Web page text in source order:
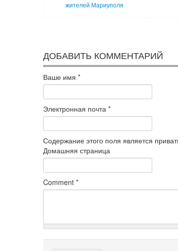
жителей Мариуполя
ДОБАВИТЬ КОММЕНТАРИЙ
Ваше имя *
Электронная почта *
Содержание этого поля является
Домашняя страница
Comment *